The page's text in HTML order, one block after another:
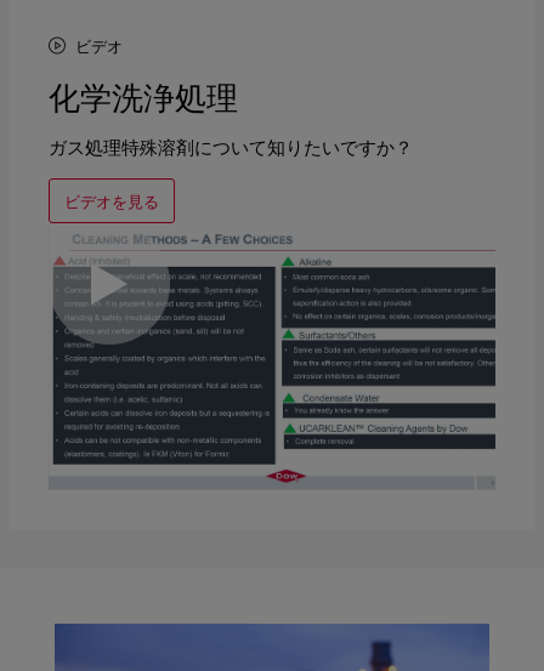
ビデオ
化学洗浄処理
ガス処理特殊溶剤について知りたいですか？
ビデオを見る